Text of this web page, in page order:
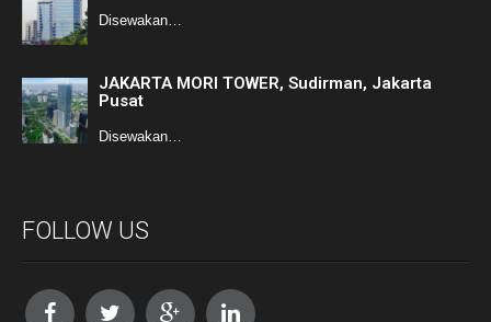
Disewakan…
JAKARTA MORI TOWER, Sudirman, Jakarta
Pusat
Disewakan…
FOLLOW US